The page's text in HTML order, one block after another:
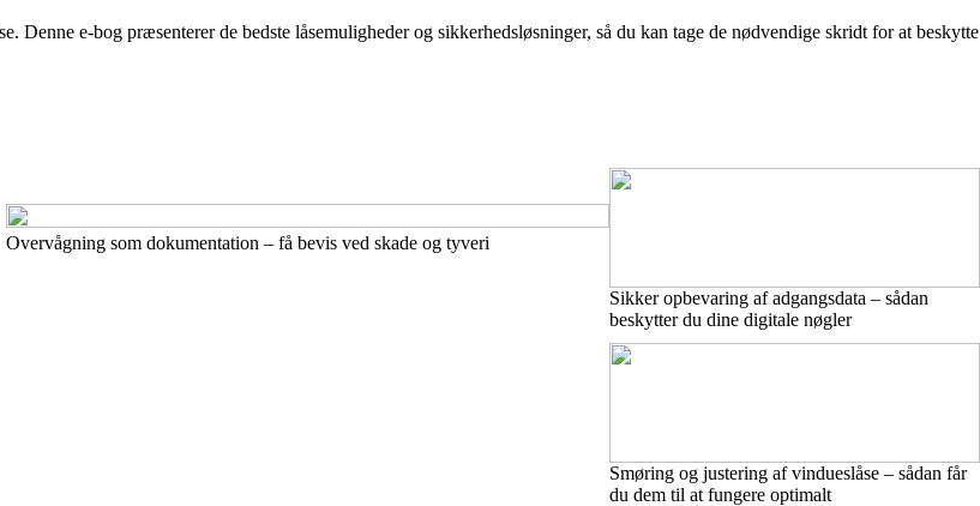
e-bog præsenterer de bedste låsemuligheder og sikkerhedsløsninger, så du kan tage de nødvendige skridt for at beskytte
Overvågning som dokumentation – få bevis ved skade og tyveri
Sikker opbevaring af adgangsdata – sådan
beskytter du dine digitale nøgler
Smøring og justering af vindueslåse – sådan får
du dem til at fungere optimalt